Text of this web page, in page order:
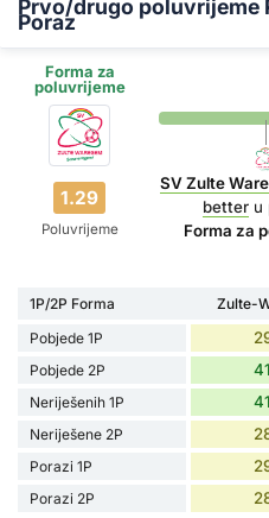
Prvo/drugo poluvrijeme
Poraz
Forma za
poluvrijeme
1.29
Poluvrijeme
SV Zulte
betteru
Forma za
1P/2P Forma Zulte-
Pobjede 1P
Pobjede 2P
Neriješenih 1P
Neriješene 2P
Porazi 1P
Porazi 2P